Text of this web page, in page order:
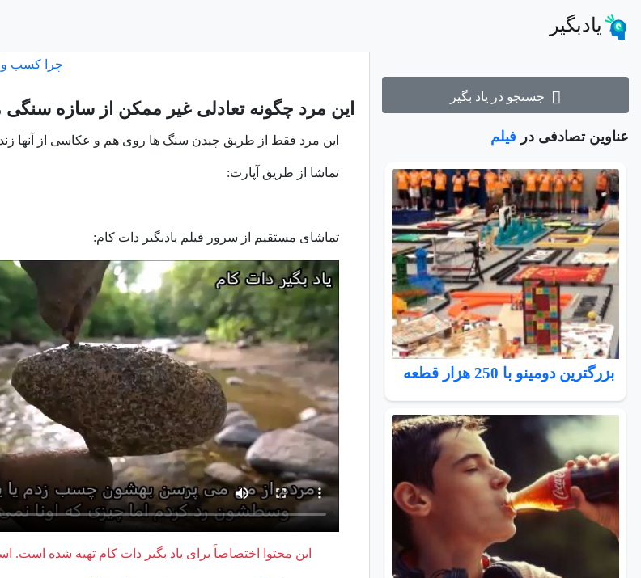
یادبگیر
جستجو در یاد بگیر
عناوین تصادفی در فیلم
بزرگترین دومینو با 250 هزار قطعه
چرا کسب و
این مرد چگونه تعادلی غیر ممکن از سازه
این مرد فقط از طریق چیدن سنگ ها روی هم و عکاسی از آنها
تماشا از طریق آپارت:
تماشای مستقیم از سرور فیلم یادبگیر دات کام:
این محتوا اختصاصاً برای یاد بگیر دات کام تهیه شده است.